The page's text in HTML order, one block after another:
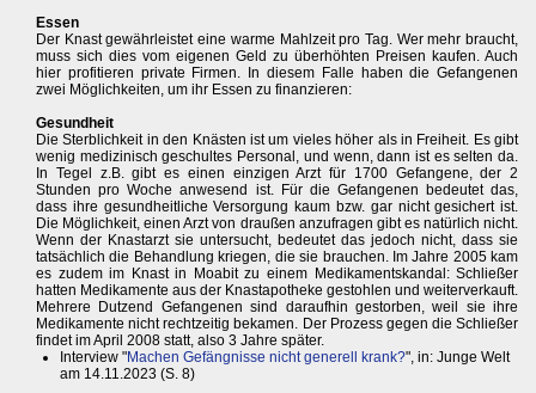
Essen
Der Knast gewährleistet eine warme Mahlzeit pro Tag. Wer mehr braucht,
muss sich dies vom eigenen Geld zu überhöhten Preisen kaufen. Auch
hier profitieren private Firmen. In diesem Falle haben die Gefangenen
zwei Möglichkeiten, um ihr Essen zu finanzieren:
Gesundheit
Die Sterblichkeit in den Knästen ist um vieles höher als in Freiheit. Es gibt
wenig medizinisch geschultes Personal, und wenn, dann ist es selten da.
In Tegel z.B. gibt es einen einzigen Arzt für 1700 Gefangene, der 2
Stunden pro Woche anwesend ist. Für die Gefangenen bedeutet das,
dass ihre gesundheitliche Versorgung kaum bzw. gar nicht gesichert ist.
Die Möglichkeit, einen Arzt von draußen anzufragen gibt es natürlich nicht.
Wenn der Knastarzt sie untersucht, bedeutet das jedoch nicht, dass sie
tatsächlich die Behandlung kriegen, die sie brauchen. Im Jahre 2005 kam
es zudem im Knast in Moabit zu einem Medikamentskandal: Schließer
hatten Medikamente aus der Knastapotheke gestohlen und weiterverkauft.
Mehrere Dutzend Gefangenen sind daraufhin gestorben, weil sie ihre
Medikamente nicht rechtzeitig bekamen. Der Prozess gegen die Schließer
findet im April 2008 statt, also 3 Jahre später.
Interview "Machen Gefängnisse nicht generell krank?", in: Junge Welt
am 14.11.2023 (S. 8)